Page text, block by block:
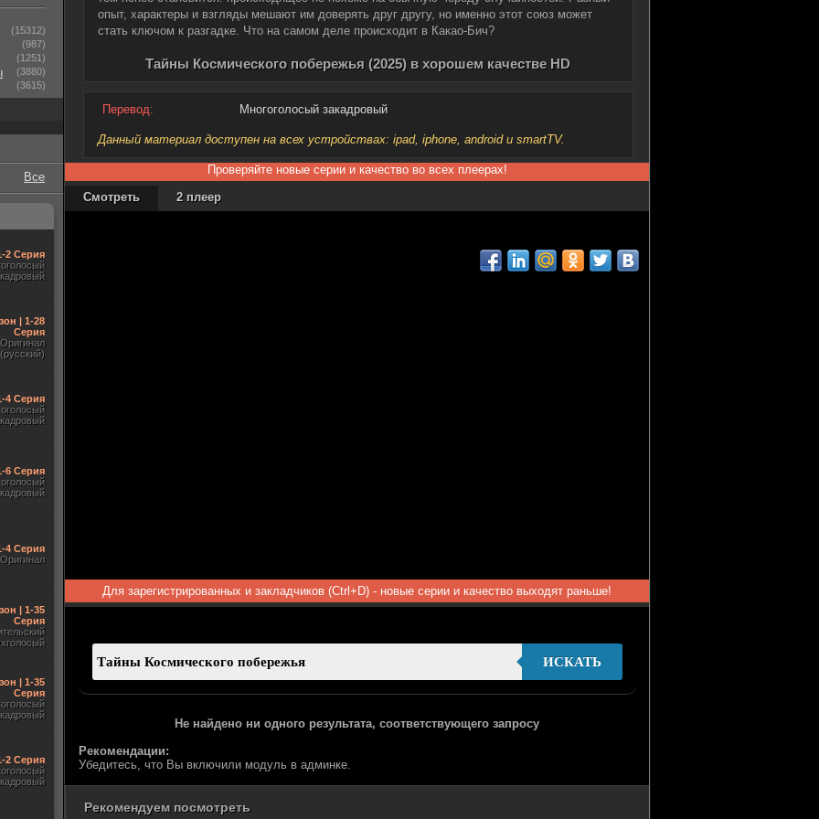
опыт, характеры и взгляды мешают им доверять друг другу, но именно этот союз может
стать ключом к разгадке. Что на самом деле происходит в Какао-Бич?
Тайны Космического побережья (2025) в хорошем качестве HD
Перевод: Многоголосый закадровый
Данный материал доступен на всех устройствах: ipad, iphone, android и smartTV.
Проверяйте новые серии и качество во всех плеерах!
Смотреть
2 плеер
Для зарегистрированных и закладчиков (Ctrl+D) - новые серии и качество выходят раньше!
ИСКАТЬ
Не найдено ни одного результата, соответствующего запросу
Рекомендации:
Убедитесь, что Вы включили модуль в админке.
Рекомендуем посмотреть
(15312)
(987)
(1251)
(3880)
(3615)
Все
2 Серия
| 1-28
Серия
Оригинал
(русский)
4 Серия
6 Серия
4 Серия
Оригинал
| 1-35
Серия
| 1-35
Серия
2 Серия